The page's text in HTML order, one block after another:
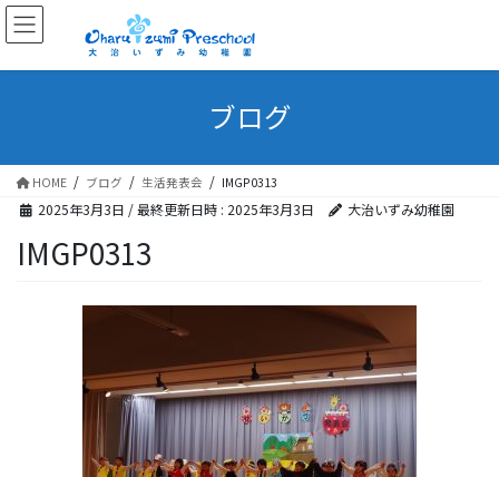
ブログ
HOME ブログ 生活発表会 IMGP0313
2025年3月3日 / 最終更新日時 : 2025年3月3日 大治いずみ幼稚園
IMGP0313